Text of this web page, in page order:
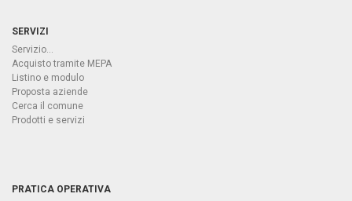
SERVIZI
Servizio...
Acquisto tramite MEPA
Listino e modulo
Proposta aziende
Cerca il comune
Prodotti e servizi
PRATICA OPERATIVA